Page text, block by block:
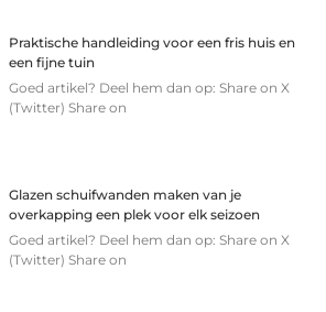
Praktische handleiding voor een fris huis en
een fijne tuin
Goed artikel? Deel hem dan op: Share on X
(Twitter) Share on
Glazen schuifwanden maken van je
overkapping een plek voor elk seizoen
Goed artikel? Deel hem dan op: Share on X
(Twitter) Share on